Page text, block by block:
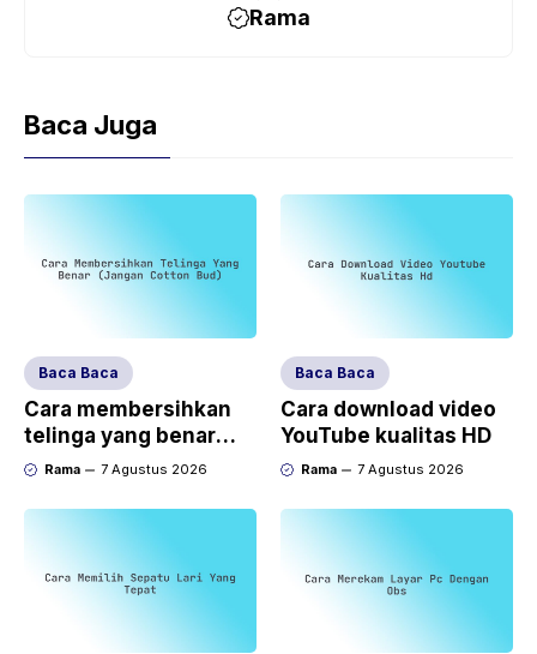
Rama
Baca Juga
Baca Baca
Cara membersihkan
telinga yang benar
(jangan cotton bud)
Rama 7 Agustus 2026
Baca Baca
Cara download video
YouTube kualitas HD
Rama 7 Agustus 2026